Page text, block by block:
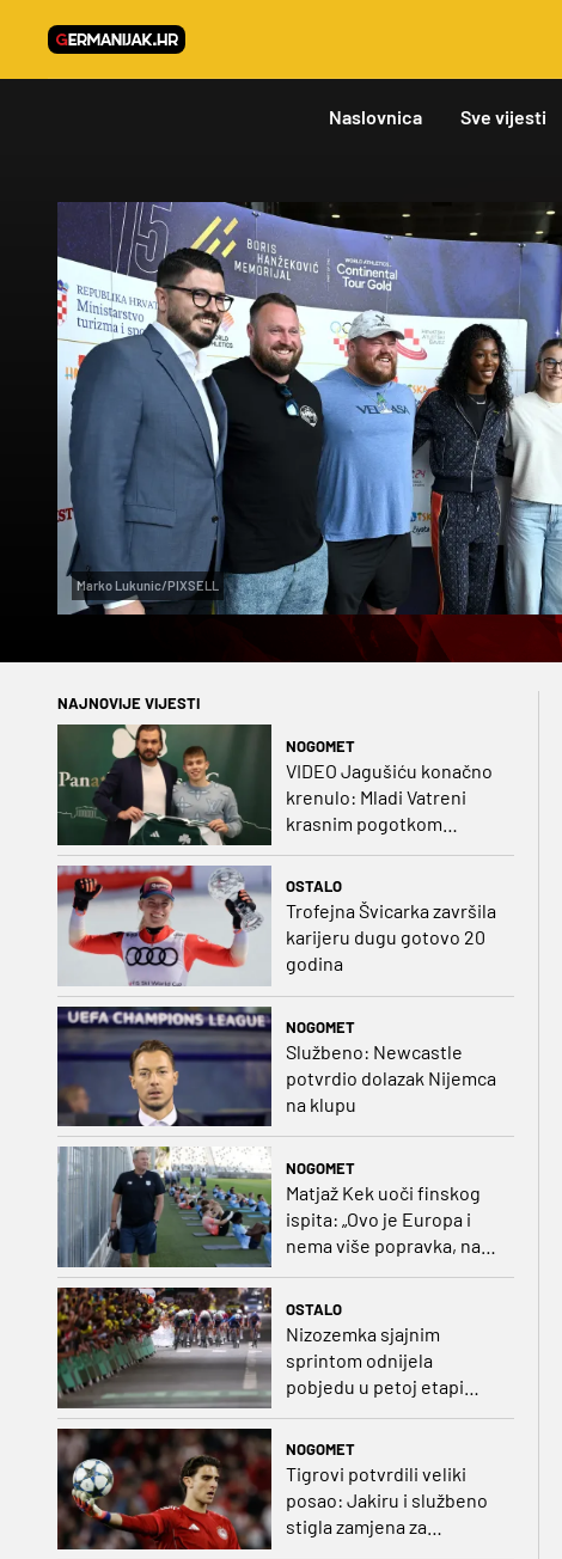
Naslovnica Sve vijesti
Marko Lukunic/PIXSELL
NAJNOVIJE VIJESTI
NOGOMET
VIDEO Jagušiću konačno
krenulo: Mladi Vatreni
krasnim pogotkom
OSTALO
Trofejna Švicarka završila
karijeru dugu gotovo 20
godina
NOGOMET
Službeno: Newcastle
potvrdio dolazak Nijemca
na klupu
NOGOMET
Matjaž Kek uoči finskog
ispita: „Ovo je Europa i
nema više popravka, na
Rujevici se nešto pita i
OSTALO
Nizozemka sjajnim
sprintom odnijela
pobjedu u petoj etapi
NOGOMET
Tigrovi potvrdili veliki
posao: Jakiru i službeno
stigla zamjena za